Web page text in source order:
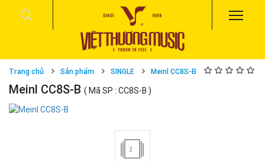
Trang chủ Sản phẩm SINGLE Meinl CC8S-B
Meinl CC8S-B ( Mã SP : CC8S-B )
1